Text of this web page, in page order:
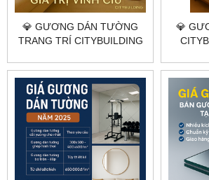
💎 GƯƠNG DÁN TƯỜNG
TRANG TRÍ CITYBUILDING
GIAN SỐNG HIỆN ĐẠI
💎